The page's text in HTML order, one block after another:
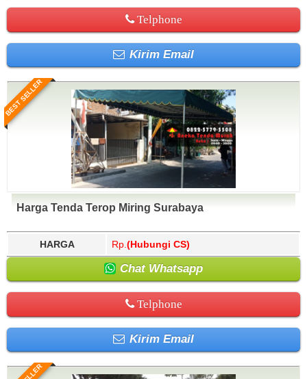
Telphone
Kirim Email
BEST SELLER
Harga Tenda Terop Miring Surabaya
HARGA Rp. (Hubungi CS)
Chat Whatsapp
Telphone
Kirim Email